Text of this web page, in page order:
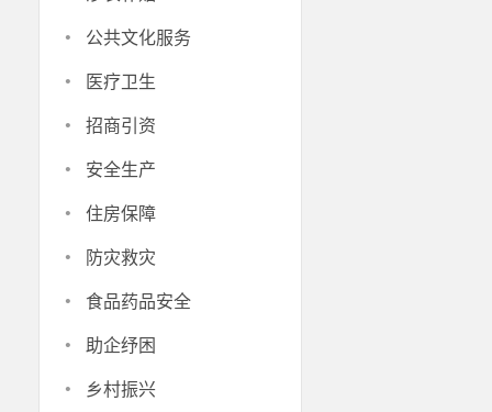
· 公共文化服务
· 医疗卫生
· 招商引资
· 安全生产
· 住房保障
· 防灾救灾
· 食品药品安全
· 助企纾困
· 乡村振兴